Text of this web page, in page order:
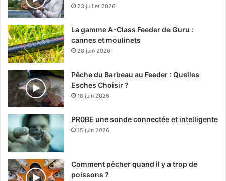
23 juillet 2026
La gamme A-Class Feeder de Guru :
cannes et moulinets
28 juin 2026
Pêche du Barbeau au Feeder : Quelles
Esches Choisir ?
18 juin 2026
PR0BE une sonde connectée et intelligente
15 juin 2026
Comment pêcher quand il y a trop de
poissons ?